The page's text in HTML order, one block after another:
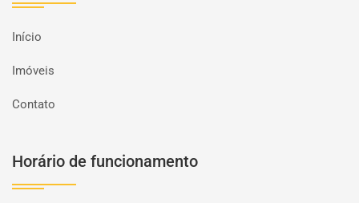
Início
Imóveis
Contato
Horário de funcionamento